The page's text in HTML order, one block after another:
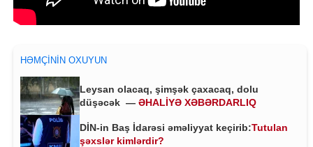
HƏMÇININ OXUYUN
Leysan olacaq, şimşək çaxacaq, dolu
düşəcək — ƏHALİYƏ XƏBƏRDARLIQ
DİN-in Baş İdarəsi əməliyyat keçirib:Tutulan
şəxslər kimlərdir?